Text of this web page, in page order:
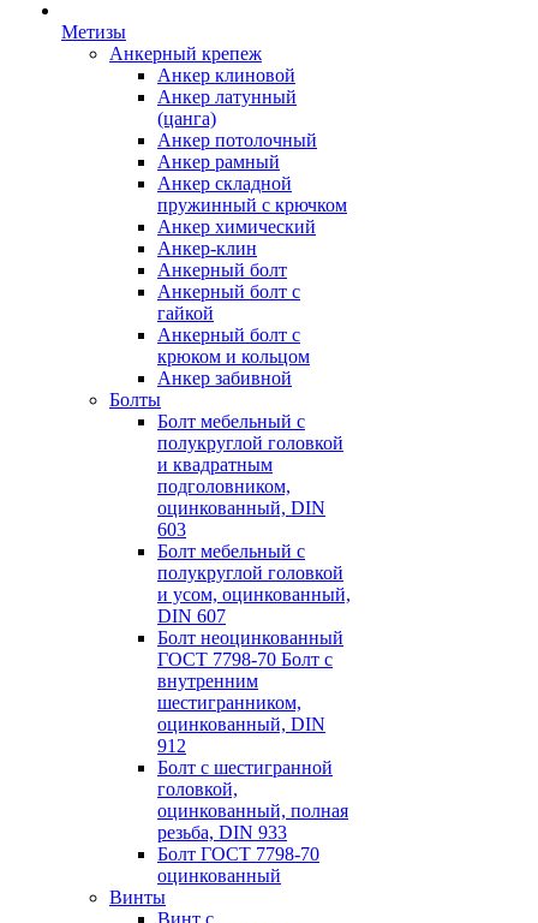
Метизы
Анкерный крепеж
Анкер клиновой
Анкер латунный
(цанга)
Анкер потолочный
Анкер рамный
Анкер складной
пружинный с крючком
Анкер химический
Анкер-клин
Анкерный болт
Анкерный болт с
гайкой
Анкерный болт с
крюком и кольцом
Анкер забивной
Болты
Болт мебельный с
полукруглой головкой
и квадратным
подголовником,
оцинкованный, DIN
603
Болт мебельный с
полукруглой головкой
и усом, оцинкованный,
DIN 607
Болт неоцинкованный
ГОСТ 7798-70 Болт с
внутренним
шестигранником,
оцинкованный, DIN
912
Болт с шестигранной
головкой,
оцинкованный, полная
резьба, DIN 933
Болт ГОСТ 7798-70
оцинкованный
Винты
Винт с